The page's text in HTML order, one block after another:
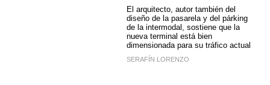
El arquitecto, autor también del
diseño de la pasarela y del párking
de la intermodal, sostiene que la
nueva terminal está bien
dimensionada para su tráfico actual
SERAFÍN LORENZO